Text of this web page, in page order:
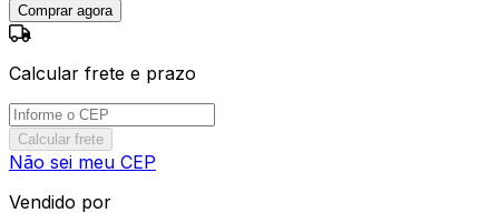
Comprar agora
Calcular frete e prazo
Calcular frete
Não sei meu CEP
Vendido por